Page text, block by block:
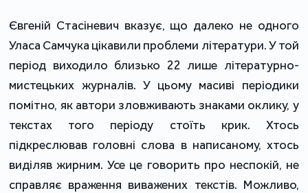
Євгеній Стасіневич вказує, що далеко не одного
Уласа Самчука цікавили проблеми літератури. У той
період виходило близько 22 лише літературно-
мистецьких журналів. У цьому масиві періодики
помітно, як автори зловживають знаками оклику, у
текстах того періоду стоїть крик. Хтось
підкреслював головні слова в написаному, хтось
виділяв жирним. Усе це говорить про неспокій, не
справляє враження виважених текстів. Можливо,